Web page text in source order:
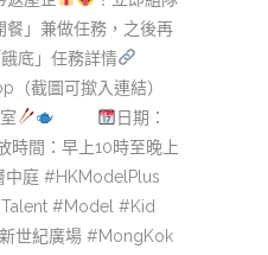
餐」兼做任務，之後再
餓底」任務詳情
截圖可撳入連結）
日期：
時間：早上10時至晚上
中庭 #HKModelPlus
#Model #Kid
世紀廣場 #MongKok